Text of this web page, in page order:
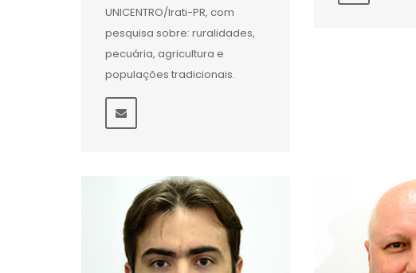
UNICENTRO/Irati-PR, com
pesquisa sobre: ruralidades,
pecuária, agricultura e
populações tradicionais.